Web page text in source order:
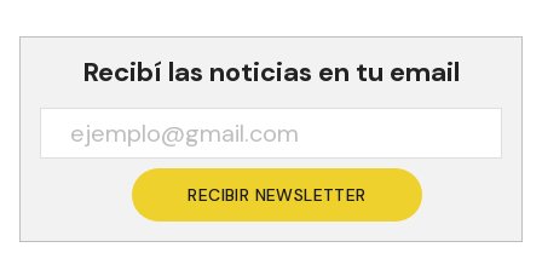
Recibí las noticias en tu email
RECIBIR NEWSLETTER